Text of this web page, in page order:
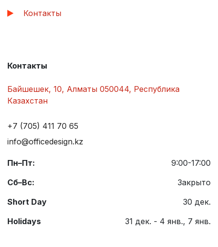
Контакты
Контакты
Байшешек, 10, Алматы 050044, Республика
Казахстан
+7 (705) 411 70 65
info@officedesign.kz
Пн–Пт:
9:00-17:00
Сб–Вс:
Закрыто
Short Day
30 дек.
Holidays
31 дек. - 4 янв., 7 янв.